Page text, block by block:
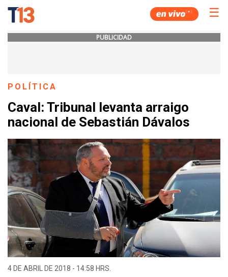
☰
PUBLICIDAD
POLÍTICA
Caval: Tribunal levanta arraigo
nacional de Sebastián Dávalos
4 DE ABRIL DE 2018 - 14:58 HRS.